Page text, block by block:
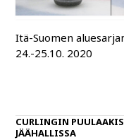
Itä-Suomen
24.-25.10. 2020
CURLINGIN
JÄÄHALLISSA